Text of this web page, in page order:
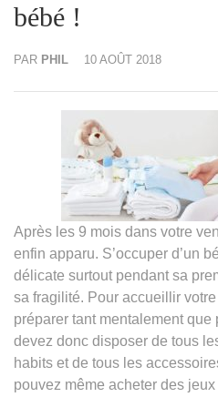
bébé !
PAR PHIL 10 AOÛT 2018
Après les 9 mois dans votre
enfin apparu. S’occuper d’un
délicate surtout pendant sa
sa fragilité. Pour accueillir
préparer tant mentalement que
devez donc disposer de tous
habits et de tous les
pouvez même acheter des jeux